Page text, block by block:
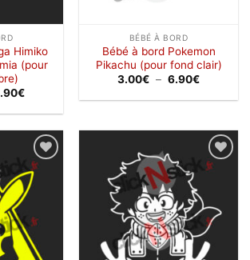
Himiko
(pour
€Plage
prix :
à
6.90€
BÉBÉ À BORD
Bébé à bord Pokemon
Pikachu (pour fond clair)
3.00€ – 6.90€Plage
prix :
6.90€
Ajouter
à la
wishlist
Ajouter
wishlist